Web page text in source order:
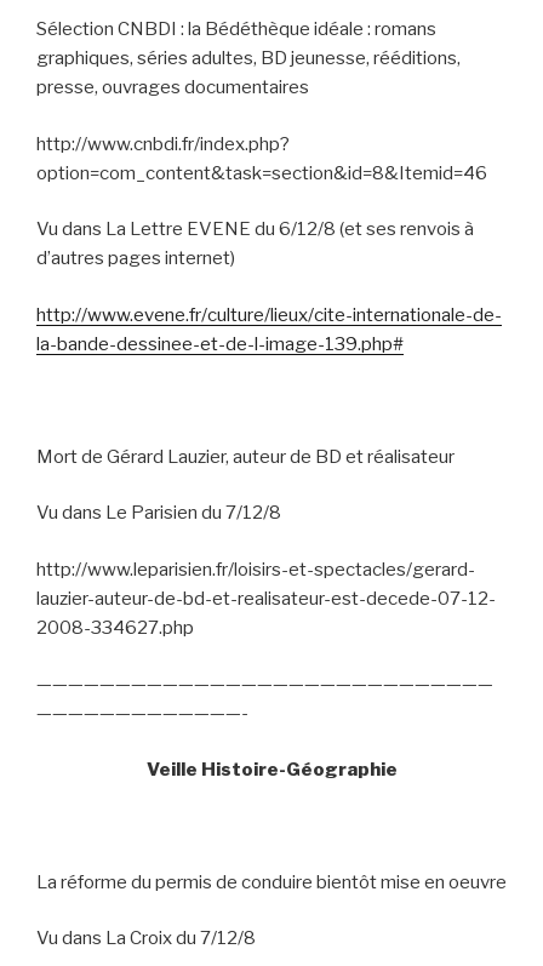
Sélection CNBDI : la Bédéthèque idéale : romans
graphiques, séries adultes, BD jeunesse, rééditions,
presse, ouvrages documentaires
http://www.cnbdi.fr/index.php?
option=com_content&task=section&id=8&Itemid=46
Vu dans La Lettre EVENE du 6/12/8 (et ses renvois à
d’autres pages internet)
http://www.evene.fr/culture/lieux/cite-internationale-de-
la-bande-dessinee-et-de-l-image-139.php#
Mort de Gérard Lauzier, auteur de BD et réalisateur
Vu dans Le Parisien du 7/12/8
http://www.leparisien.fr/loisirs-et-spectacles/gerard-
lauzier-auteur-de-bd-et-realisateur-est-decede-07-12-
2008-334627.php
—————————————————————————————
—————————————-
Veille Histoire-Géographie
La réforme du permis de conduire bientôt mise en oeuvre
Vu dans La Croix du 7/12/8